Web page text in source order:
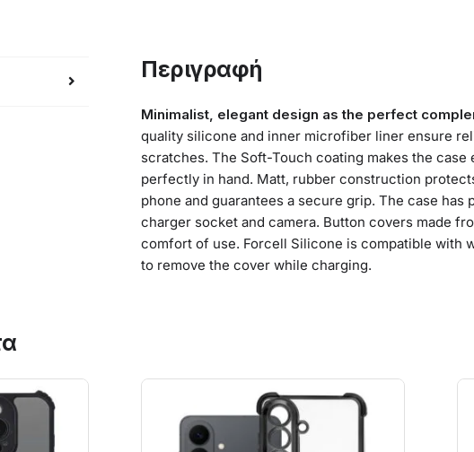
Περιγραφή
Minimalist, elegant design as the perfect
quality silicone and inner microfiber liner ensure
scratches. The Soft-Touch coating makes the
perfectly in hand. Matt, rubber construction
phone and guarantees a secure grip. The case
charger socket and camera. Button covers made
comfort of use. Forcell Silicone is compatible with
to remove the cover while charging.